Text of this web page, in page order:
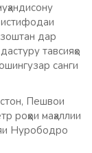
истифодаи
дар
тавсияҳо
санги
Пешвои
роҳҳои маҳаллии
Нурободро